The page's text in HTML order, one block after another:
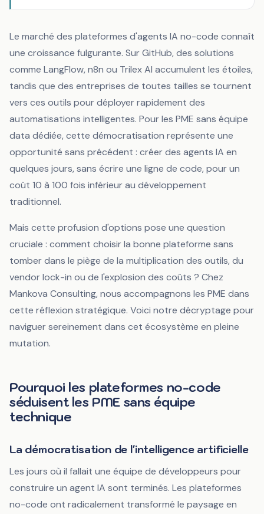
Le marché des plateformes d'agents IA no-code connaît
une croissance fulgurante. Sur GitHub, des solutions
comme LangFlow, n8n ou Trilex AI accumulent les étoiles,
tandis que des entreprises de toutes tailles se tournent
vers ces outils pour déployer rapidement des
automatisations intelligentes. Pour les PME sans équipe
data dédiée, cette démocratisation représente une
opportunité sans précédent : créer des agents IA en
quelques jours, sans écrire une ligne de code, pour un
coût 10 à 100 fois inférieur au développement
traditionnel.
Mais cette profusion d'options pose une question
cruciale : comment choisir la bonne plateforme sans
tomber dans le piège de la multiplication des outils, du
vendor lock-in ou de l'explosion des coûts ? Chez
Mankova Consulting, nous accompagnons les PME dans
cette réflexion stratégique. Voici notre décryptage pour
naviguer sereinement dans cet écosystème en pleine
mutation.
Pourquoi les plateformes no-code
séduisent les PME sans équipe
technique
La démocratisation de l'intelligence artificielle
Les jours où il fallait une équipe de développeurs pour
construire un agent IA sont terminés. Les plateformes
no-code ont radicalement transformé le paysage en